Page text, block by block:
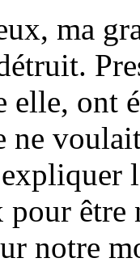
ma
elle, ont
être
notre